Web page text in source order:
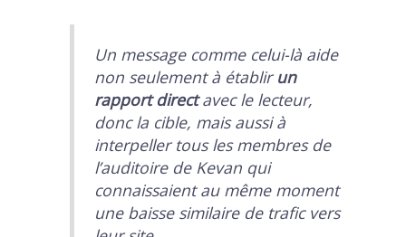
Un message comme celui-là aide
non seulement à établirun
rapport directavec le lecteur,
donc la cible, mais aussi à
interpeller tous les membres de
l’auditoire de Kevan qui
connaissaient au même moment
une baisse similaire de trafic vers